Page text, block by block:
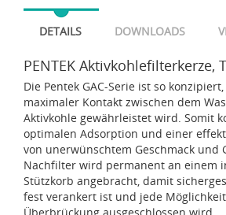
DETAILS DOWNLOADS
PENTEK Aktivkohlefilterkerze,
Die Pentek GAC-Serie ist so
maximaler Kontakt zwischen dem
Aktivkohle gewährleistet wird. Somit
optimalen Adsorption und einer
von unerwünschtem Geschmack und
Nachfilter wird permanent an einem
Stützkorb angebracht, damit
fest verankert ist und jede